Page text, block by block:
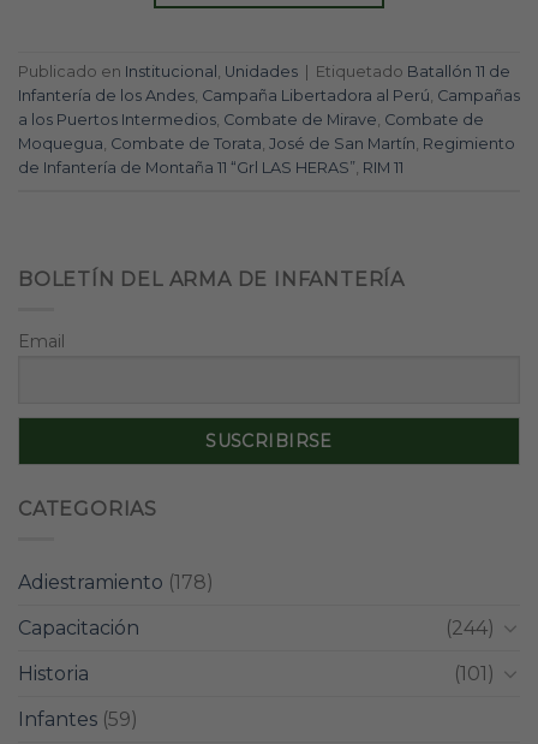
Publicado en Institucional , Unidades Etiquetado Batallón 11 de
Infantería de los Andes, Campaña Libertadora al Perú, Campañas
a los Puertos Intermedios, Combate de Mirave, Combate de
Moquegua, Combate de Torata, José de San Martín, Regimiento
de Infantería de Montaña 11 “Grl LAS HERAS”, RIM 11
BOLETÍN DEL ARMA DE INFANTERÍA
Email
CATEGORIAS
Adiestramiento (178)
Capacitación
(244)
Historia
(101)
Infantes (59)